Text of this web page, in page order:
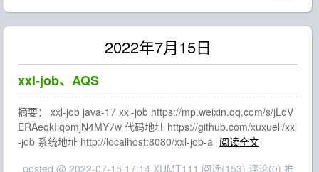
2022年7月15日
xxl-job、AQS
摘要： xxl-job java-17 xxl-job https://mp.weixin.qq.com/s/jLoV
ERAeqkIiqomjN4MY7w 代码地址 https://github.com/xuxueli/xxl
-job 系统地址 http://localhost:8080/xxl-job-a 阅读全文
posted @ 2022-07-15 17:14 XUMT111 阅读(153) 评论(0) 推